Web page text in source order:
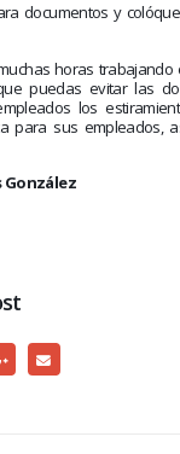
documentos y
horas trabajando
puedas evitar las
los
para sus empleados,
González